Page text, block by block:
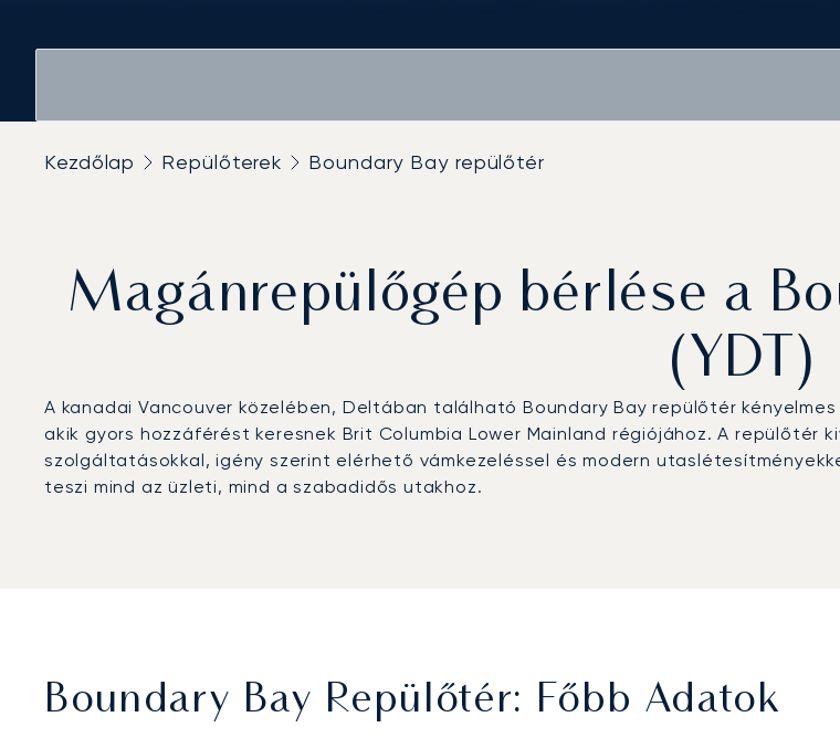
Kezdőlap Repülőterek Boundary Bay repülőtér
Magánrepülőgép bérlése a
(YDT)
A kanadai Vancouver közelében, Deltában található Boundary Bay repülőtér
akik gyors hozzáférést keresnek Brit Columbia Lower Mainland régiójához. A repülőtér
szolgáltatásokkal, igény szerint elérhető vámkezeléssel és modern
teszi mind az üzleti, mind a szabadidős utakhoz.
Boundary Bay Repülőtér: Főbb Adatok